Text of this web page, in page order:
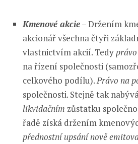
Kmenové akcie– Držením
akcionář všechna čtyři
vlastnictvím akcií. Tedy
na řízení společnosti
celkového podílu).Právo na
společnosti. Stejně tak
likvidačním zůstatku
řadě získá držením
přednostní upsání nově